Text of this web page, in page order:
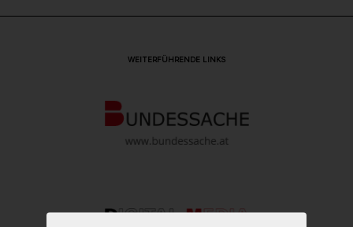
WEITERFÜHRENDE LINKS